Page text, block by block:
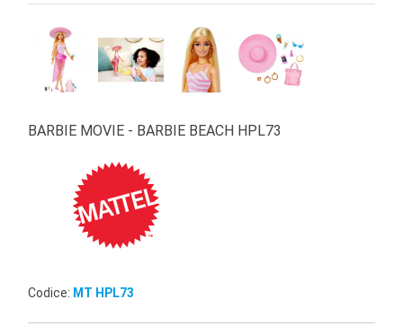
BARBIE MOVIE - BARBIE BEACH HPL73
Codice: MT HPL73